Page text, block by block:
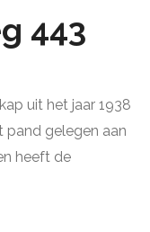
443
uit het jaar 1938
pand gelegen aan
heeft de